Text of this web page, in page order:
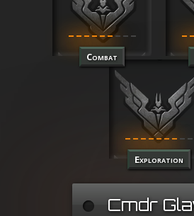
Combat
Exploration
Cmdr